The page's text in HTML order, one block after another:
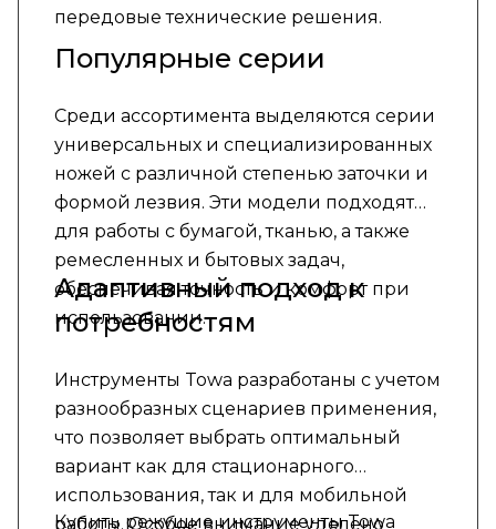
передовые технические решения.
Популярные серии
Среди ассортимента выделяются серии
универсальных и специализированных
ножей с различной степенью заточки и
формой лезвия. Эти модели подходят
для работы с бумагой, тканью, а также
ремесленных и бытовых задач,
обеспечивая точность и комфорт при
использовании.
Адаптивный подход к
потребностям
Инструменты Towa разработаны с учетом
разнообразных сценариев применения,
что позволяет выбрать оптимальный
вариант как для стационарного
использования, так и для мобильной
работы. Особое внимание уделено
Купить режущие инструменты Towa